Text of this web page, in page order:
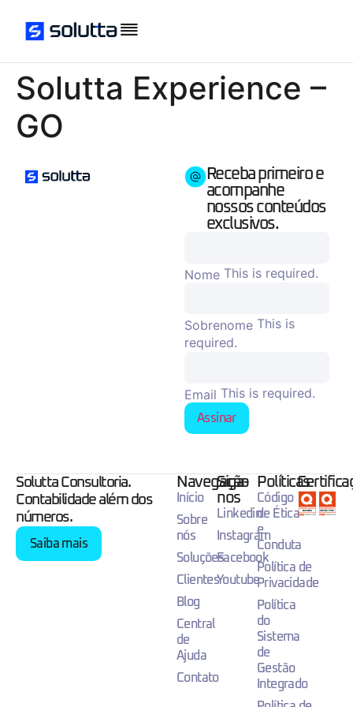
Solutta Experience –
GO
Receba primeiro e
acompanhe
nossos conteúdos
exclusivos.
Nome This is required.
Sobrenome This is
required.
Email This is required.
Assinar
Solutta Consultoria.
Contabilidade além dos
números.
Saiba mais
Navegação
Início
Sobre
nós
Soluções
Clientes
Blog
Central
de
Ajuda
Contato
Siga-
nos
Linkedin
Instagram
Facebook
Youtube
Políticas
Código
de Ética
e
Conduta
Política de
Privacidade
Política
do
Sistema
de
Gestão
Integrado